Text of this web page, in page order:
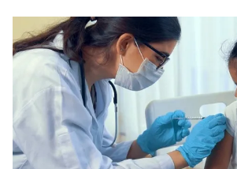
Sản phẩm
Thị trường
Tư vấn
Giao lưu trực tuyến
Lịch phát sóng
Chuyên mục khác
Emagazine Podcast